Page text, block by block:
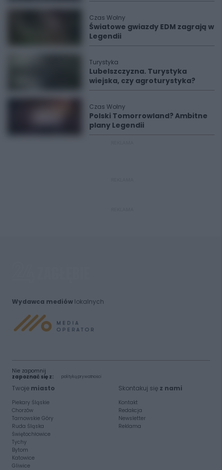
Czas Wolny
Światowe gwiazdy EDM zagrają w
Legendii
Turystyka
Lubelszczyzna. Turystyka
wiejska, czy agroturystyka?
Czas Wolny
Polski Tomorrowland? Ambitne
plany Legendii
Wydawca mediówlokalnych
Nie zapomnij
zapoznać się z:
polityką prywatności
Twoje miasto
Piekary Śląskie
Chorzów
Tarnowskie Góry
Ruda Śląska
Świętochłowice
Tychy
Bytom
Katowice
Gliwice
Skontakuj się z nami
Kontakt
Redakcja
Newsletter
Reklama